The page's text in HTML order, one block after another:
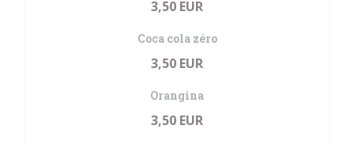
3,50 EUR
Coca cola zéro
3,50 EUR
Orangina
3,50 EUR